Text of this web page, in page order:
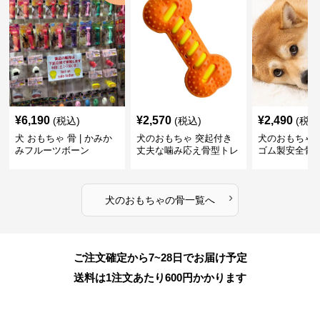
¥6,190 (税込)
犬 おもちゃ 骨 | かみか
みフルーツボーン
¥2,570 (税込)
犬のおもちゃ 突起付き
丈夫な噛み応え骨型トレ
¥2,490 (税
犬のおもちゃ
ゴム製安全骨
犬のおもちゃの骨一覧へ ›
ご注文確定から7~28日でお届け予定
送料は1注文あたり600円かかります